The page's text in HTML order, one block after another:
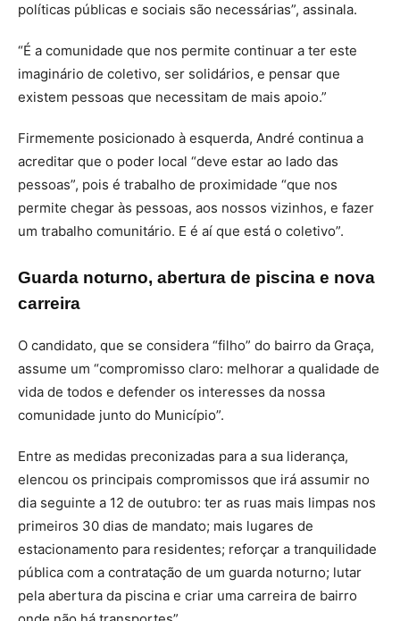
políticas públicas e sociais são necessárias”, assinala.
“É a comunidade que nos permite continuar a ter este
imaginário de coletivo, ser solidários, e pensar que
existem pessoas que necessitam de mais apoio.”
Firmemente posicionado à esquerda, André continua a
acreditar que o poder local “deve estar ao lado das
pessoas”, pois é trabalho de proximidade “que nos
permite chegar às pessoas, aos nossos vizinhos, e fazer
um trabalho comunitário. E é aí que está o coletivo”.
Guarda noturno, abertura de piscina e nova
carreira
O candidato, que se considera “filho” do bairro da Graça,
assume um “compromisso claro: melhorar a qualidade de
vida de todos e defender os interesses da nossa
comunidade junto do Município”.
Entre as medidas preconizadas para a sua liderança,
elencou os principais compromissos que irá assumir no
dia seguinte a 12 de outubro: ter as ruas mais limpas nos
primeiros 30 dias de mandato; mais lugares de
estacionamento para residentes; reforçar a tranquilidade
pública com a contratação de um guarda noturno; lutar
pela abertura da piscina e criar uma carreira de bairro